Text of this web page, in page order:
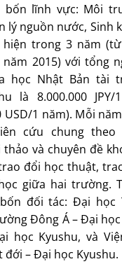
bốn lĩnh vực: Môi
lý nguồn nước, Sinh
trong 3 năm
2015) với tổng
học Nhật Bản tài
là 8.000.000
USD/1 năm). Mỗi
cứu chung
và chuyên đề
đổi học thuật,
giữa hai trường.
đối tác: Đại học
Đông Á – Đại
học Kyushu, và
đới – Đại học Kyushu.